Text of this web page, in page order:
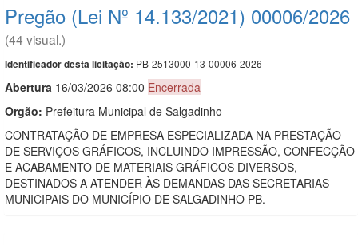
Pregão (Lei Nº 14.133/2021) 00006/2026
(44 visual.)
Identificador desta licitação: PB-2513000-13-00006-2026
Abertura 16/03/2026 08:00 Encerrada
Orgão: Prefeitura Municipal de Salgadinho
CONTRATAÇÃO DE EMPRESA ESPECIALIZADA NA PRESTAÇÃO
DE SERVIÇOS GRÁFICOS, INCLUINDO IMPRESSÃO, CONFECÇÃO
E ACABAMENTO DE MATERIAIS GRÁFICOS DIVERSOS,
DESTINADOS A ATENDER ÀS DEMANDAS DAS SECRETARIAS
MUNICIPAIS DO MUNICÍPIO DE SALGADINHO PB.